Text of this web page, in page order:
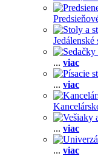
Jedálenské
... viac
... viac
... viac
... viac